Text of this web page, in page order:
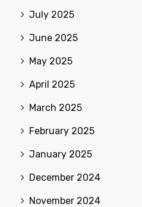
July 2025
June 2025
May 2025
April 2025
March 2025
February 2025
January 2025
December 2024
November 2024